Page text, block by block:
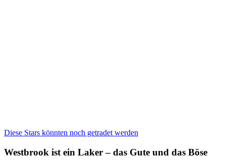
Diese Stars könnten noch getradet werden
Westbrook ist ein Laker – das Gute und das Böse